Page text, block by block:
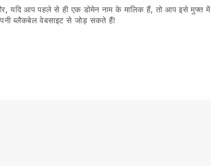
यदि आप पहले से ही एक डोमेन नाम के मालिक हैं, तो आप इसे मुफ्त में
ब्लैकबेल वेबसाइट से जोड़ सकते हैं!